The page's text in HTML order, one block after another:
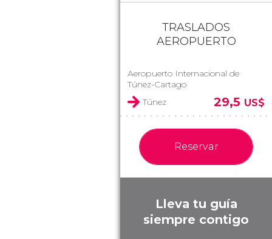
TRASLADOS
AEROPUERTO
Aeropuerto Internacional de
Túnez-Cartago
Túnez
29,5 US$
Reservar
Lleva tu guía
siempre contigo